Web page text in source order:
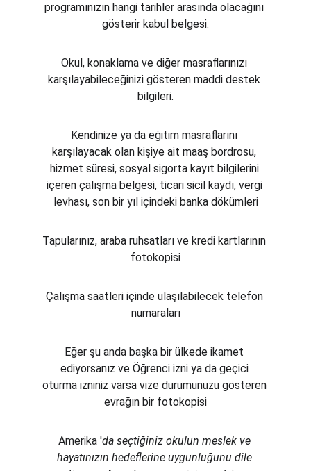
programınızın hangi tarihler arasında olacağını
gösterir kabul belgesi.
Okul, konaklama ve diğer masraflarınızı
karşılayabileceğinizi gösteren maddi destek
bilgileri.
Kendinize ya da eğitim masraflarını
karşılayacak olan kişiye ait maaş bordrosu,
hizmet süresi, sosyal sigorta kayıt bilgilerini
içeren çalışma belgesi, ticari sicil kaydı, vergi
levhası, son bir yıl içindeki banka dökümleri
Tapularınız, araba ruhsatları ve kredi kartlarının
fotokopisi
Çalışma saatleri içinde ulaşılabilecek telefon
numaraları
Eğer şu anda başka bir ülkede ikamet
ediyorsanız ve Öğrenci izni ya da geçici
oturma izniniz varsa vize durumunuzu gösteren
evrağın bir fotokopisi
Amerika 'da seçtiğiniz okulun meslek ve
hayatınızın hedeflerine uygunluğunu dile